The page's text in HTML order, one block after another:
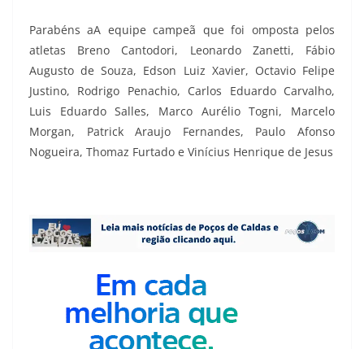
Parabéns aA equipe campeã que foi omposta pelos
atletas Breno Cantodori, Leonardo Zanetti, Fábio
Augusto de Souza, Edson Luiz Xavier, Octavio Felipe
Justino, Rodrigo Penachio, Carlos Eduardo Carvalho,
Luis Eduardo Salles, Marco Aurélio Togni, Marcelo
Morgan, Patrick Araujo Fernandes, Paulo Afonso
Nogueira, Thomaz Furtado e Vinícius Henrique de Jesus